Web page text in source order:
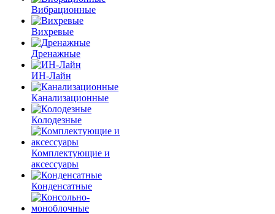
Вибрационные
Вихревые
Дренажные
ИН-Лайн
Канализационные
Колодезные
Комплектующие и
аксессуары
Конденсатные